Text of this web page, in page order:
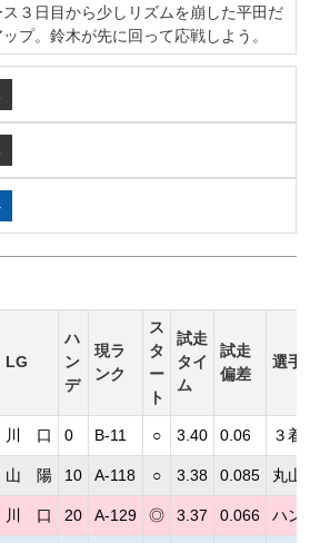
３日目から少しリズムを崩した平田だ
プ。鈴木が先に回って応戦しよう。
LG
ハ
ン
デ
現ラ
ンク
ス
タ
ー
ト
試走
タイ
ム
試走
偏差
選手
川 口 0 B-11 ○ 3.40 0.06 ３着
山 陽 10 A-118 ○ 3.38 0.085 丸山
川 口 20 A-129 ◎ 3.37 0.066 ハン